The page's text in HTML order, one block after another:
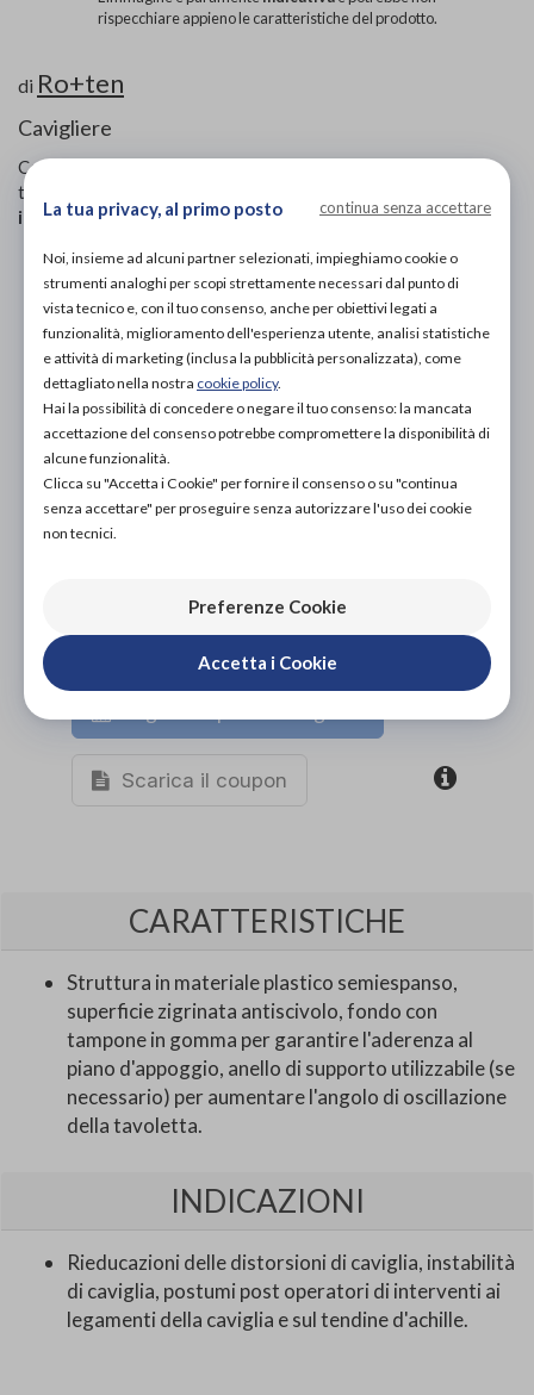
rispecchiare appieno le caratteristiche del prodotto.
di Ro+ten
Cavigliere
Codice OTGP:
tariffario:
inferiore »Cavigliere
PROVA E ACQUISTA IN NEGOZIO
DA36,00€
PROVA E NOLEGGIA IN NEGOZIO
NON DISPONIBILE
ACQUISTA ONLINE
NON DISPONIBILE
Scarica il coupon
CARATTERISTICHE
Struttura in materiale plastico semiespanso,
superficie zigrinata antiscivolo, fondo con
tampone in gomma per garantire l'aderenza al
piano d'appoggio, anello di supporto utilizzabile (se
necessario) per aumentare l'angolo di oscillazione
della tavoletta.
INDICAZIONI
Rieducazioni delle distorsioni di caviglia, instabilità
di caviglia, postumi post operatori di interventi ai
legamenti della caviglia e sul tendine d'achille.
La tua privacy, al primo posto continua senza accettare
Noi, insieme ad alcuni partner selezionati, impieghiamo cookie o
strumenti analoghi per scopi strettamente necessari dal punto di
vista tecnico e, con il tuo consenso, anche per obiettivi legati a
funzionalità, miglioramento dell'esperienza utente, analisi statistiche
e attività di marketing (inclusa la pubblicità personalizzata), come
dettagliato nella nostra cookie policy.
Hai la possibilità di concedere o negare il tuo consenso: la mancata
accettazione del consenso potrebbe compromettere la disponibilità di
alcune funzionalità.
Clicca su "Accetta i Cookie" per fornire il consenso o su "continua
senza accettare" per proseguire senza autorizzare l'uso dei cookie
non tecnici.
Preferenze Cookie
Accetta i Cookie